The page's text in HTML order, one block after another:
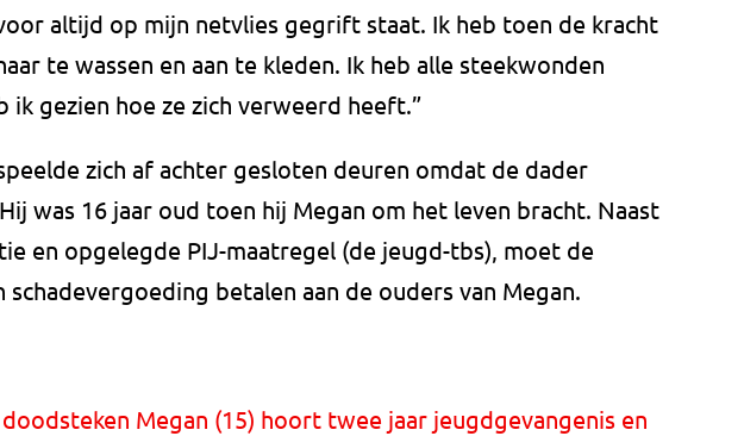
altijd op mijn netvlies gegrift staat. Ik heb toen de kracht
te wassen en aan te kleden. Ik heb alle steekwonden
ik gezien hoe ze zich verweerd heeft.”
zich af achter gesloten deuren omdat de dader
was 16 jaar oud toen hij Megan om het leven bracht. Naast
en opgelegde PIJ-maatregel (de jeugd-tbs), moet de
schadevergoeding betalen aan de ouders van Megan.
Megan (15) hoort twee jaar jeugdgevangenis en